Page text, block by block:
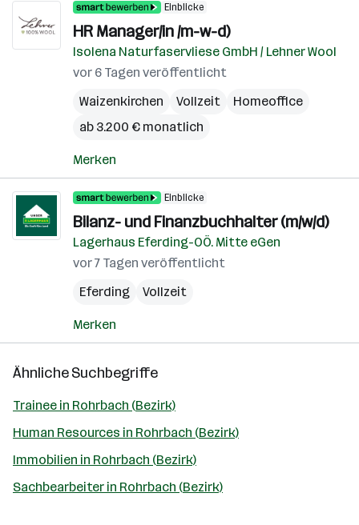
Einblicke
HR Manager/in /m-w-d)
Isolena Naturfaservliese GmbH / Lehner Wool
vor 6 Tagen veröffentlicht
Waizenkirchen
Vollzeit
Homeoffice
ab 3.200 € monatlich
Merken
Einblicke
Bilanz- und Finanzbuchhalter (m/w/d)
Lagerhaus Eferding-OÖ. Mitte eGen
vor 7 Tagen veröffentlicht
Eferding
Vollzeit
Merken
Ähnliche Suchbegriffe
Trainee in Rohrbach (Bezirk)
Human Resources in Rohrbach (Bezirk)
Immobilien in Rohrbach (Bezirk)
Sachbearbeiter in Rohrbach (Bezirk)